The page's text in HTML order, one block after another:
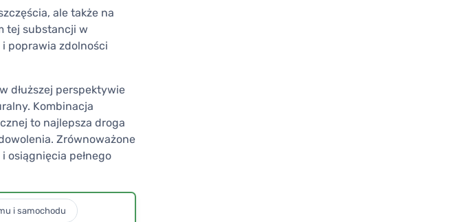
ale także na
tej substancji w
poprawia zdolności
dłuższej perspektywie
Kombinacja
to najlepsza droga
Zrównoważone
osiągnięcia pełnego
i samochodu